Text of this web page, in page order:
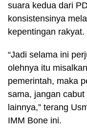
suara kedua dari
konsistensinya
kepentingan rakyat.
“Jadi selama ini
olehnya itu
pemerintah, maka
sama, jangan
lainnya,” terang
IMM Bone ini.